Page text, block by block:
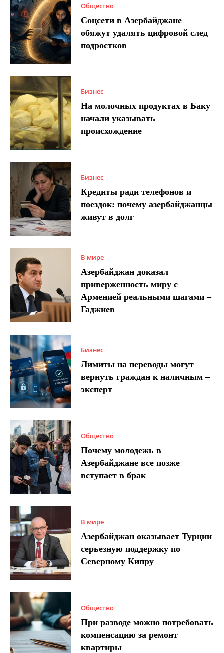
Общество
Соцсети в Азербайджане
обяжут удалять цифровой след
подростков
Бизнес
На молочных продуктах в Баку
начали указывать
происхождение
Бизнес
Кредиты ради телефонов и
поездок: почему азербайджанцы
живут в долг
В мире
Азербайджан доказал
приверженность миру с
Арменией реальными шагами –
Гаджиев
Бизнес
Лимиты на переводы могут
вернуть граждан к наличным –
эксперт
Общество
Почему молодежь в
Азербайджане все позже
вступает в брак
В мире
Азербайджан оказывает Турции
серьезную поддержку по
Северному Кипру
Общество
При разводе можно потребовать
компенсацию за ремонт
квартиры